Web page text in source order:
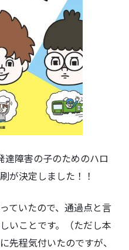
達障害の子のためのハロ
が決定しました！！
ていたので、通過点と言
いことです。（ただし本
先程気付いたのですが、